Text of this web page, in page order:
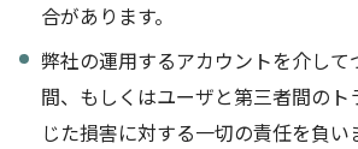
合があります。
弊社の運用するアカウントを介して
間、もしくはユーザと第三者間のト
じた損害に対する一切の責任を負い